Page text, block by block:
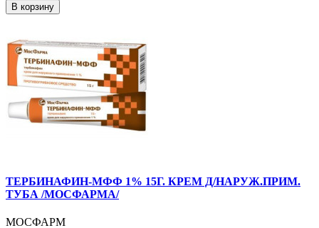
В корзину
ТЕРБИНАФИН-МФФ 1% 15Г. КРЕМ Д/НАРУЖ.ПРИМ.
ТУБА /МОСФАРМА/
МОСФАРМ